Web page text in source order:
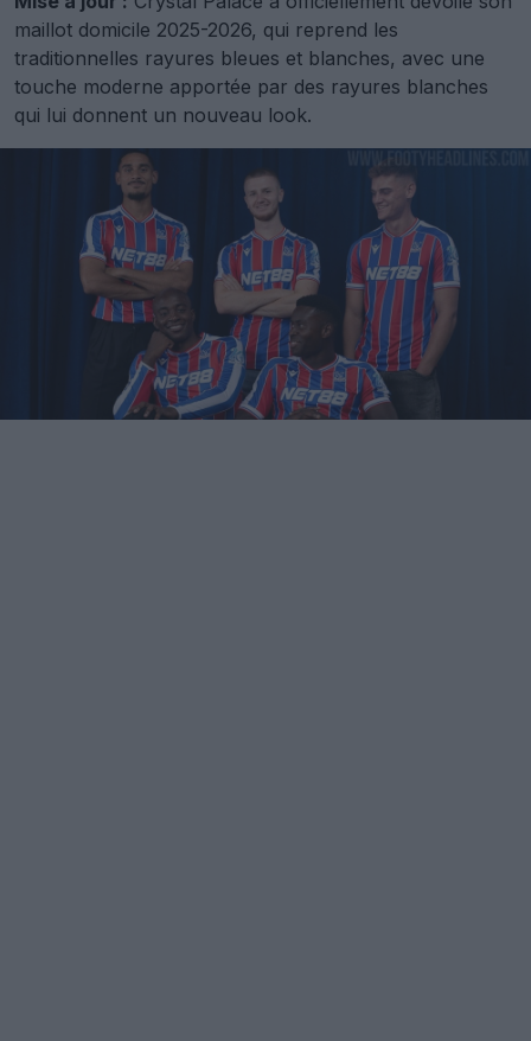
maillot domicile 2025-2026, qui reprend les
traditionnelles rayures bleues et blanches, avec une
touche moderne apportée par des rayures blanches
qui lui donnent un nouveau look.